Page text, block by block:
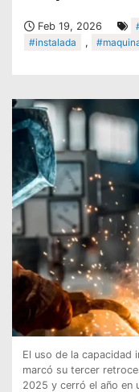
Feb 19, 2026
#instalada
,
El uso de la capacidad
marcó su tercer
2025 y cerró el año en